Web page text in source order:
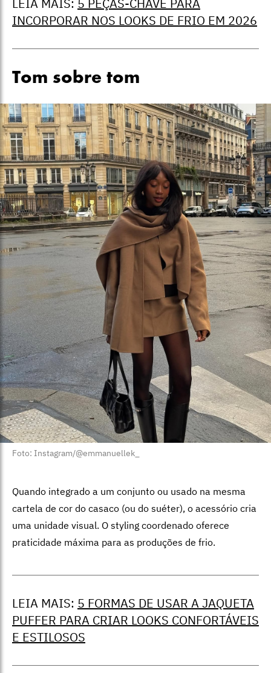
LEIA MAIS: 5 PEÇAS-CHAVE PARA
INCORPORAR NOS LOOKS DE FRIO EM 2026
Tom sobre tom
Foto: Instagram/@emmanuellek_
Quando integrado a um conjunto ou usado na mesma
cartela de cor do casaco (ou do suéter), o acessório cria
uma unidade visual. O styling coordenado oferece
praticidade máxima para as produções de frio.
LEIA MAIS: 5 FORMAS DE USAR A JAQUETA
PUFFER PARA CRIAR LOOKS CONFORTÁVEIS
E ESTILOSOS